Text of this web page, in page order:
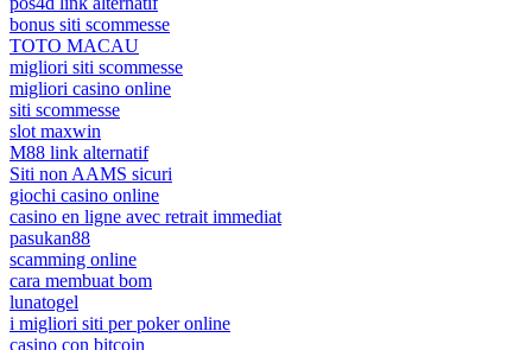
bonus siti scommesse
TOTO MACAU
migliori siti scommesse
migliori casino online
siti scommesse
slot maxwin
M88 link alternatif
Siti non AAMS sicuri
giochi casino online
casino en ligne avec retrait immediat
pasukan88
scamming online
cara membuat bom
lunatogel
i migliori siti per poker online
casino con bitcoin